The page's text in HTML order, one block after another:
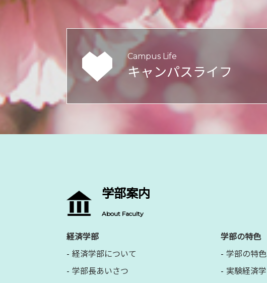
Campus Life
キャンパスライフ
学部案内
About Faculty
経済学部
経済学部について
学部長あいさつ
学部の特色
学部の特
実験経済学